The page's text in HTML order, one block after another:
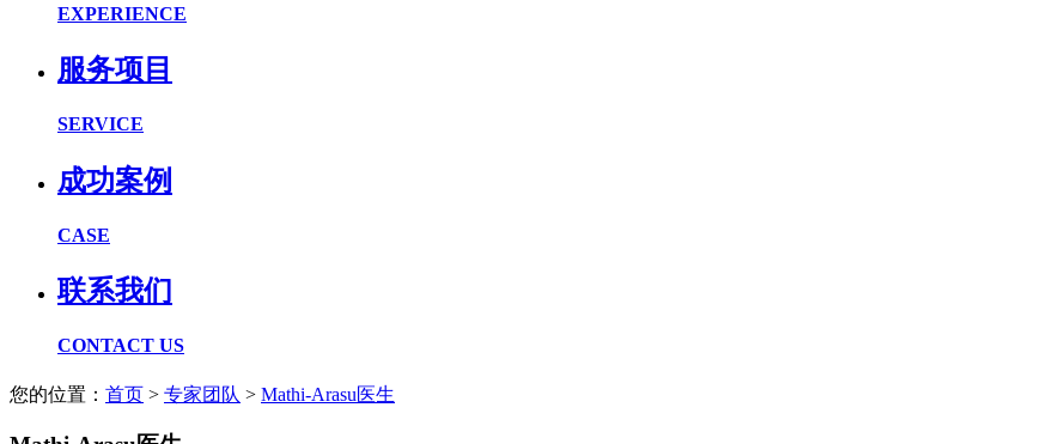
EXPERIENCE
服务项目
SERVICE
成功案例
CASE
联系我们
CONTACT US
您的位置： 首页 > 专家团队 > Mathi-Arasu医生